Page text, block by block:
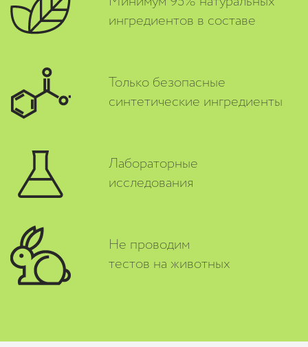
ингредиентов в составе
Только безопасные
синтетические ингредиенты
Лабораторные
исследования
Не проводим
тестов на животных